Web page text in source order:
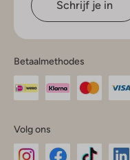
Schrijf je in
Betaalmethodes
Volg ons